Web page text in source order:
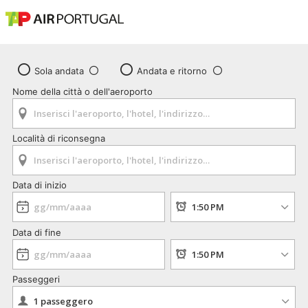
Sola andata
Andata e ritorno
Nome della città o dell'aeroporto
Località di riconsegna
Data di inizio
Data di fine
Passeggeri